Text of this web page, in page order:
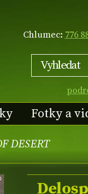
Chlumec: 776
Fotky a
DESERT